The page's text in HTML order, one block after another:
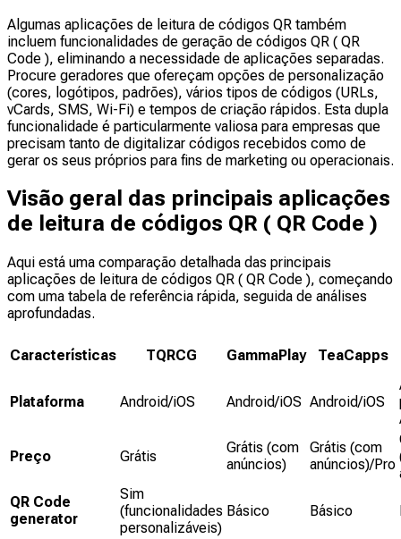
Algumas aplicações de leitura de códigos QR também
incluem funcionalidades de geração de códigos QR ( QR
Code ), eliminando a necessidade de aplicações separadas.
Procure geradores que ofereçam opções de personalização
(cores, logótipos, padrões), vários tipos de códigos (URLs,
vCards, SMS, Wi-Fi) e tempos de criação rápidos. Esta dupla
funcionalidade é particularmente valiosa para empresas que
precisam tanto de digitalizar códigos recebidos como de
gerar os seus próprios para fins de marketing ou operacionais.
Visão geral das principais aplicações
de leitura de códigos QR ( QR Code )
Aqui está uma comparação detalhada das principais
aplicações de leitura de códigos QR ( QR Code ), começando
com uma tabela de referência rápida, seguida de análises
aprofundadas.
Características TQRCG GammaPlay TeaCapps
Plataforma Android/iOS Android/iOS Android/iOS
Preço Grátis
Grátis (com
anúncios)
Grátis (com
anúncios)/Pro
QR Code
generator
Sim
(funcionalidades
personalizáveis)
Básico Básico